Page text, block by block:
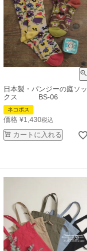
日本製・パンジーの庭ソッ
クス BS-06
ネコポス
価格 ¥1,430税込
カートに入れる